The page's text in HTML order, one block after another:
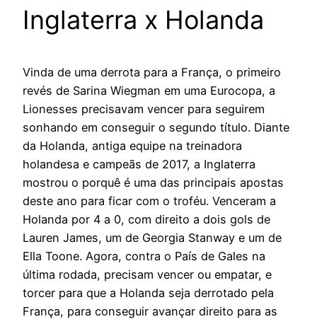
Inglaterra x Holanda
Vinda de uma derrota para a França, o primeiro
revés de Sarina Wiegman em uma Eurocopa, a
Lionesses precisavam vencer para seguirem
sonhando em conseguir o segundo título. Diante
da Holanda, antiga equipe na treinadora
holandesa e campeãs de 2017, a Inglaterra
mostrou o porquê é uma das principais apostas
deste ano para ficar com o troféu. Venceram a
Holanda por 4 a 0, com direito a dois gols de
Lauren James, um de Georgia Stanway e um de
Ella Toone. Agora, contra o País de Gales na
última rodada, precisam vencer ou empatar, e
torcer para que a Holanda seja derrotado pela
França, para conseguir avançar direito para as